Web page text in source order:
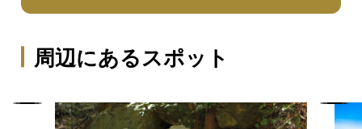
周辺にあるスポット